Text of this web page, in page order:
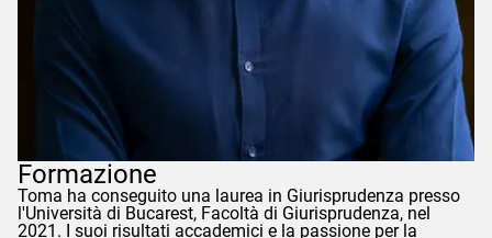
Formazione
Toma ha conseguito una laurea in Giurisprudenza presso
l'Università di Bucarest, Facoltà di Giurisprudenza, nel
2021. I suoi risultati accademici e la passione per la